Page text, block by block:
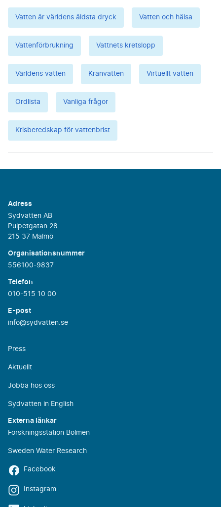
Vatten är världens äldsta dryck Vatten och hälsa
Vattenförbrukning Vattnets kretslopp
Världens vatten Kranvatten Virtuellt vatten
Ordlista Vanliga frågor
Krisberedskap för vattenbrist
Adress
Sydvatten AB
Pulpetgatan 28
215 37 Malmö
Organisationsnummer
556100-9837
Telefon
010-515 10 00
E-post
info@sydvatten.se
Press
Aktuellt
Jobba hos oss
Sydvatten in English
Externa länkar
Forskningsstation Bolmen
Sweden Water Research
Facebook
Instagram